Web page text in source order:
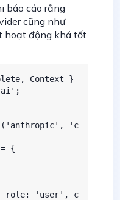
báo cáo rằng
cũng như
hoạt động khá tốt
Context }
ai';
'c
{
role: 'user', c